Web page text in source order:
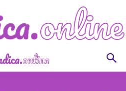
Frendica.online